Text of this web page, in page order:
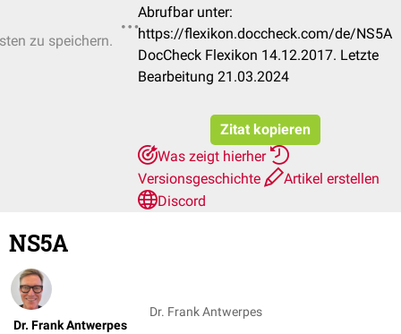
zu speichern.
Abrufbar unter:
https://flexikon.doccheck.com/de/NS5A
DocCheck Flexikon 14.12.2017. Letzte
Bearbeitung 21.03.2024
Zitat kopieren
Was zeigt hierher
Versionsgeschichte
Artikel erstellen
Discord
NS5A
Dr. Frank Antwerpes
Dr. Frank Antwerpes